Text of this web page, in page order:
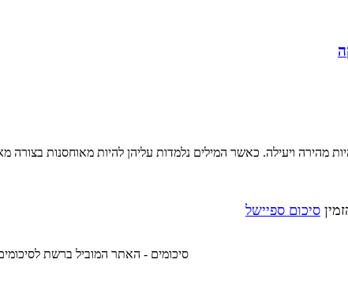
מהירה ויעילה. כאשר המילים נלמדות עליהן להיות מאוחסנות
סיכום ספיישל